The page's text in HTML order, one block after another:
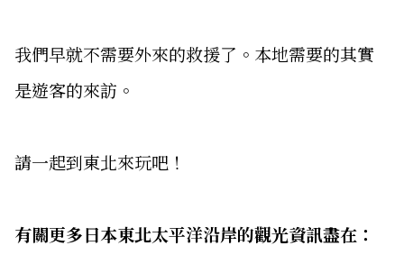
我們早就不需要外來的救援了。本地需要的其實
是遊客的來訪。
請一起到東北來玩吧！
有關更多日本東北太平洋沿岸的觀光資訊盡在：